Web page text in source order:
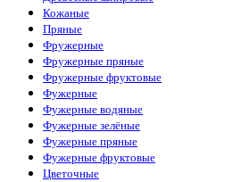
Jo Malone
John Varvatos
Joop! (1)
Juliette Has A Gun
Katty Perry (1)
Kayali (3)
Kenzo (5)
Kilian (26)
La Sultane de Saba
Lacoste (10)
Lanvin (3)
Кожаные
Пряные
Фружерные
Фружерные пряные
Фружерные фруктовые
Фужерные
Фужерные водяные
Фужерные зелёные
Фужерные пряные
Фужерные фруктовые
Цветочные